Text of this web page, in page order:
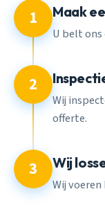
1 Maak
U belt ons
2
Wij
offerte.
3 Wij
Wij